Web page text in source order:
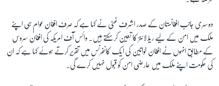
دوسری جانب افغانستان کے صدر اشرف غنی نے کہا ہے کہ صرف افغان عوام ہی اپنے
ملک میں امن کے لیے ریڈ لائنز کا تعین کر سکتے ہیں۔ وائس آف امریکہ کی افغان سروس
کے مطابق انہوں نے افغان خواتین کی ایک کانفرنس میں تقریر کرتے ہوئے کہا ہے کہ ان
کی حکومت اپنے ملک میں عارضی امن کو قبول نہیں کرے گی۔